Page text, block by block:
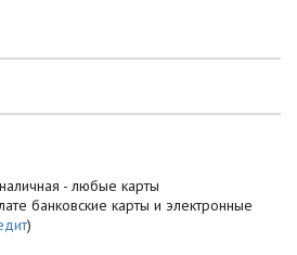
- любые карты
банковские карты и электронные
)